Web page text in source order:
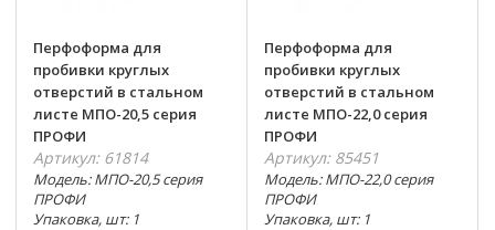
Перфоформа для
пробивки круглых
отверстий в стальном
листе МПО-20,5 серия
ПРОФИ
Артикул: 61814
Модель: МПО-20,5 серия
ПРОФИ
Упаковка, шт: 1
Перфоформа для
пробивки круглых
отверстий в стальном
листе МПО-22,0 серия
ПРОФИ
Артикул: 85451
Модель: МПО-22,0 серия
ПРОФИ
Упаковка, шт: 1